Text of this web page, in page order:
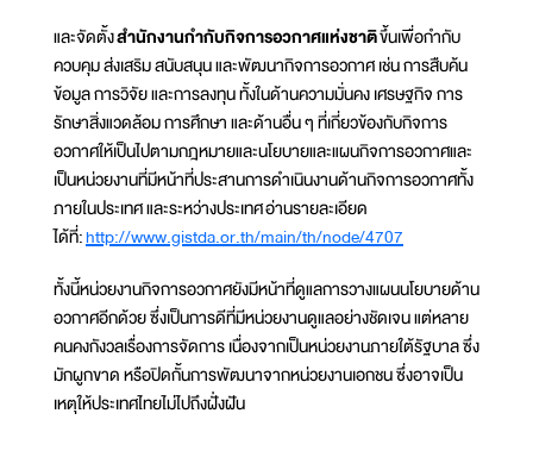
และจัดตั้งสำนักงานกำกับกิจการอวกาศแห่งชาติขึ้นเพื่อกำกับ
ควบคุม ส่งเสริม สนับสนุน และพัฒนากิจการอวกาศ เช่น การสืบค้น
ข้อมูล การวิจัย และการลงทุน ทั้งในด้านความมั่นคง เศรษฐกิจ การ
รักษาสิ่งแวดล้อม การศึกษา และด้านอื่น ๆ ที่เกี่ยวข้องกับกิจการ
อวกาศให้เป็นไปตามกฎหมายและนโยบายและแผนกิจการอวกาศและ
เป็นหน่วยงานที่มีหน้าที่ประสานการดำเนินงานด้านกิจการอวกาศทั้ง
ภายในประเทศ และระหว่างประเทศ อ่านรายละเอียด
ได้ที่:http://www.gistda.or.th/main/th/node/4707
ทั้งนี้หน่วยงานกิจการอวกาศยังมีหน้าที่ดูแลการวางแผนนโยบายด้าน
อวกาศอีกด้วย ซึ่งเป็นการดีที่มีหน่วยงานดูแลอย่างชัดเจน แต่หลาย
คนคงกังวลเรื่องการจัดการ เนื่องจากเป็นหน่วยงานภายใต้รัฐบาล ซึ่ง
มักผูกขาด หรือปิดกั้นการพัฒนาจากหน่วยงานเอกชน ซึ่งอาจเป็น
เหตุให้ประเทศไทยไม่ไปถึงฝั่งฝัน